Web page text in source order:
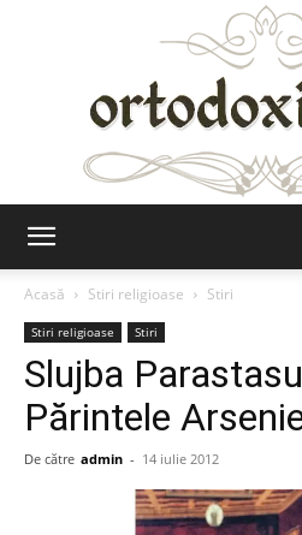
Acasă
Stiri religioase Stiri
Stiri religioase Stiri
Slujba
Părintele
De către admin - 14 iulie 2012